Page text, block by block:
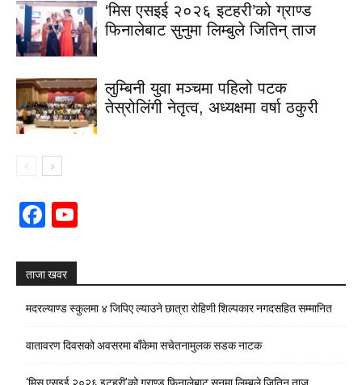
‘मिस एसइई २०२६ इटहरी’को ग्राण्ड
फिनालेबाट सुनुमा लिम्बुले जितिन् ताज
लुम्बिनी युवा मञ्चमा पहिलो पटक
तेस्रोलिंगी नेतृत्व, अध्यक्षमा वर्षा ठकुरी
Facebook
ताजा खवर
मदरल्याण्ड स्कुलमा ४ जिपिए ल्याउने छात्रा रोहिणी शिल्पकार नगदसहित सम्मानित
वातावरण दिवसको अवसरमा बाँकेमा सचेतनामुलक सडक नाटक
‘मिस एसइई २०२६ इटहरी’को ग्राण्ड फिनालेबाट सुनुमा लिम्बुले जितिन् ताज